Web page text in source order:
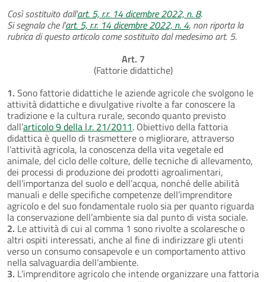
Così sostituito dall'art. 5, r.r. 14 dicembre 2022, n. 8.
Si segnala che l'art. 5, r.r. 14 dicembre 2022, n. 4, non riporta la
rubrica di questo articolo come sostituito dal medesimo art. 5.
Art. 7
(Fattorie didattiche)
1. Sono fattorie didattiche le aziende agricole che svolgono le
attività didattiche e divulgative rivolte a far conoscere la
tradizione e la cultura rurale, secondo quanto previsto
dall’articolo 9 della l.r. 21/2011. Obiettivo della fattoria
didattica è quello di trasmettere o migliorare, attraverso
l’attività agricola, la conoscenza della vita vegetale ed
animale, del ciclo delle colture, delle tecniche di allevamento,
dei processi di produzione dei prodotti agroalimentari,
dell’importanza del suolo e dell’acqua, nonché delle abilità
manuali e delle specifiche competenze dell’imprenditore
agricolo e del suo fondamentale ruolo sia per quanto riguarda
la conservazione dell’ambiente sia dal punto di vista sociale.
2. Le attività di cui al comma 1 sono rivolte a scolaresche o
altri ospiti interessati, anche al fine di indirizzare gli utenti
verso un consumo consapevole e un comportamento attivo
nella salvaguardia dell’ambiente.
3. L’imprenditore agricolo che intende organizzare una fattoria